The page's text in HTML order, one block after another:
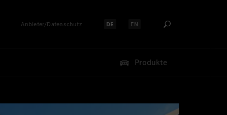
Anbieter/Datenschutz Sprache auswählen:
DE Sprache auswählen:
EN
Produkte